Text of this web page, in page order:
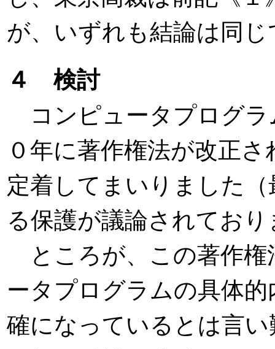
が、いずれも結論は同
４ 検討
コンピュータプログラ
０年に著作権法が改正
定着してまいりました
る保護が議論されており
ところが、この著作権
ータプログラムの具体
確になっているとは言